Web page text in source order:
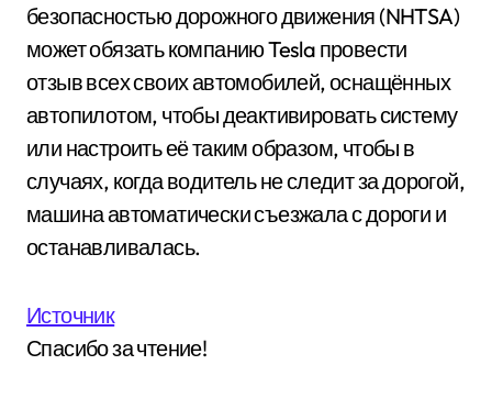
безопасностью дорожного движения (NHTSA)
может обязать компанию Tesla провести
отзыв всех своих автомобилей, оснащённых
автопилотом, чтобы деактивировать систему
или настроить её таким образом, чтобы в
случаях, когда водитель не следит за дорогой,
машина автоматически съезжала с дороги и
останавливалась.
Источник
Спасибо за чтение!